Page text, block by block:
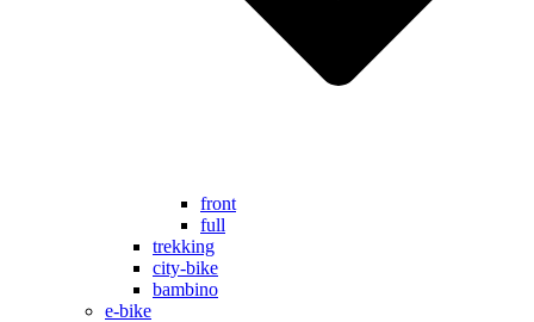
front
full
trekking
city-bike
bambino
e-bike